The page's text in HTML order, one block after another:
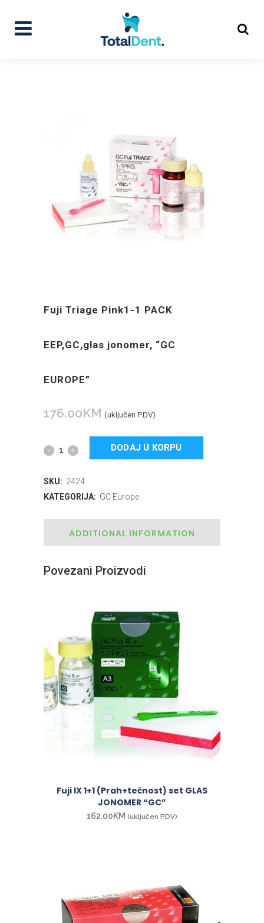
Fuji Triage Pink1-1 PACK
EEP,GC,glas jonomer, “GC
EUROPE”
176.00KM (uključen PDV)
DODAJ U KORPU
SKU: 2424
KATEGORIJA: GC Europe
ADDITIONAL INFORMATION
Povezani Proizvodi
Fuji IX 1+1 (Prah+tečnost) set GLAS
JONOMER “GC”
162.00KM (uključen PDV)